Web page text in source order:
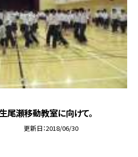
生尾瀬移動教室に向けて。
更新日 2018/06/30